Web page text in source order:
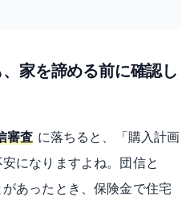
家を諦める前に確認し
審査 に落ちると、「購入計画
になりますよね。団信と
あったとき、保険金で住宅